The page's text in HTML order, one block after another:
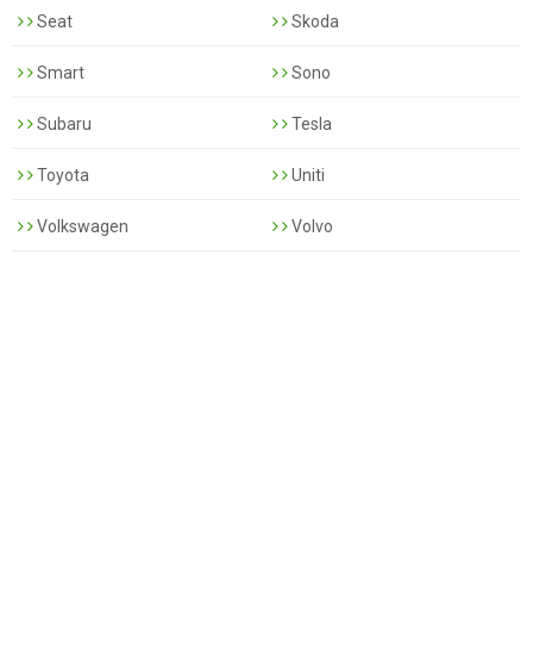
Seat Skoda
Smart Sono
Subaru Tesla
Toyota Uniti
Volkswagen Volvo